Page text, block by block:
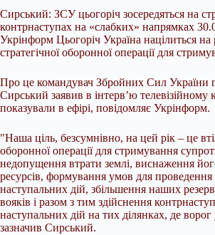
Сирський: ЗСУ цьогоріч зосередяться на
контрнаступах на «слабких» напрямках
Укрінформ Цьогоріч Україна націлиться на
стратегічної оборонної операції для
Про це командувач Збройних Сил України
Сирський заявив в інтерв’ю телевізійному
показували в ефірі, повідомляє Укрінформ.
"Наша ціль, безсумнівно, на цей рік – це
оборонної операції для стримування
недопущення втрати землі, виснаження
ресурсів, формування умов для
наступальних дій, збільшення наших
вояків і разом з тим здійснення
наступальних дій на тих ділянках, де
зазначив Сирський.